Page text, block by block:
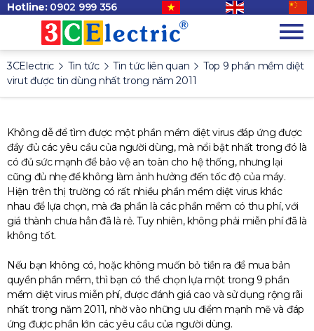
Hotline: 0902 999 356
3CElectric Tin tức Tin tức liên quan
Top 9 phần mềm diệt
virut được tin dùng nhất trong năm 2011
Không dễ để tìm được một phần mềm diệt virus đáp ứng được
đầy đủ các yêu cầu của người dùng, mà nổi bật nhất trong đó là
có đủ sức mạnh để bảo vệ an toàn cho hệ thống, nhưng lại
cũng đủ nhẹ để không làm ảnh hưởng đến tốc độ của máy.
Hiện trên thị trường có rất nhiều phần mềm diệt virus khác
nhau để lựa chọn, mà đa phần là các phần mềm có thu phí, với
giá thành chưa hẳn đã là rẻ. Tuy nhiên, không phải miễn phí đã là
không tốt.
Nếu bạn không có, hoặc không muốn bỏ tiền ra để mua bản
quyền phần mềm, thì bạn có thể chọn lựa một trong 9 phần
mềm diệt virus miễn phí, được đánh giá cao và sử dụng rộng rãi
nhất trong năm 2011, nhờ vào những ưu điểm mạnh mẽ và đáp
ứng được phần lớn các yêu cầu của người dùng.